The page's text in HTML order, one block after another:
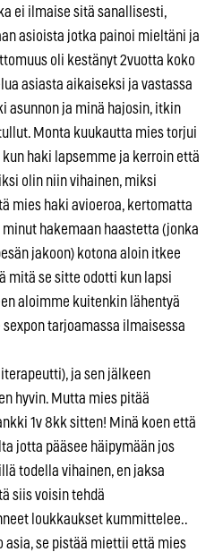
ei ilmaise sitä sanallisesti,
asioista jotka painoi mieltäni ja
oli kestänyt 2vuotta koko
asiasta aikaiseksi ja vastassa
asunnon ja minä hajosin, itkin
Monta kuukautta mies torjui
haki lapsemme ja kerroin että
olin niin vihainen, miksi
mies haki avioeroa, kertomatta
hakemaan haastetta (jonka
jakoon) kotona aloin itkee
mitä se sitte odotti kun lapsi
aloimme kuitenkin lähentyä
tarjoamassa ilmaisessa
ja sen jälkeen
hyvin. Mutta mies pitää
1v 8kk sitten! Minä koen että
jotta pääsee häipymään jos
todella vihainen, en jaksa
siis voisin tehdä
loukkaukset kummittelee..
asia, se pistää miettii että mies